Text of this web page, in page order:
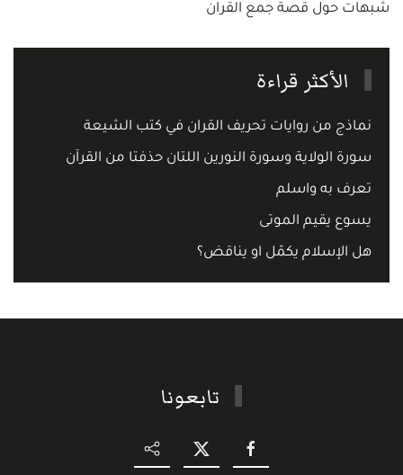
شبهات حول قصة جمع القران
الأكثر قراءة
نماذج من روايات تحريف القران في كتب الشيعة
سورة الولاية وسورة النورين اللتان حذفتا من القرآن
تعرف به واسلم
يسوع يقيم الموتى
هل الإسلام يكمّل او يناقض؟
تابعونا